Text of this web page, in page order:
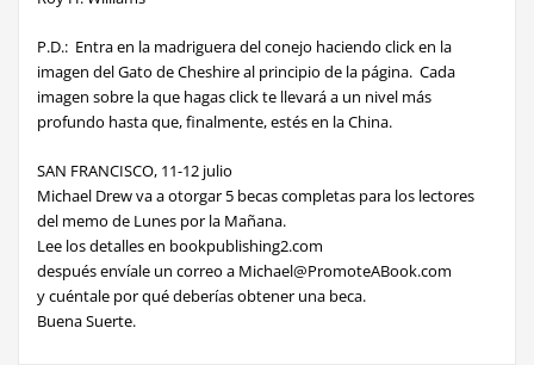
P.D.: Entra en la madriguera del conejo haciendo click en la
imagen del Gato de Cheshire al principio de la página. Cada
imagen sobre la que hagas click te llevará a un nivel más
profundo hasta que, finalmente, estés en la China.
SAN FRANCISCO, 11-12 julio
Michael Drew va a otorgar 5 becas completas para los lectores
del memo de Lunes por la Mañana.
Lee los detalles en bookpublishing2.com
después envíale un correo a Michael@PromoteABook.com
y cuéntale por qué deberías obtener una beca.
Buena Suerte.